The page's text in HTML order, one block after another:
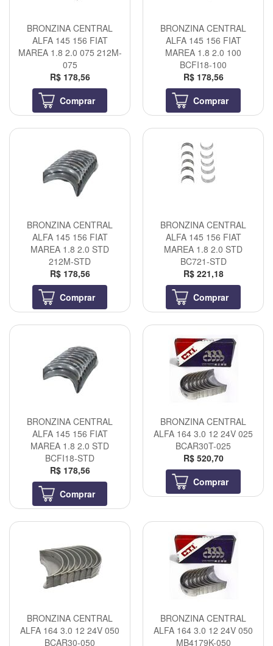
BRONZINA CENTRAL
ALFA 145 156 FIAT
MAREA 1.8 2.0 075 212M-
075
R$ 178,56
Comprar
BRONZINA CENTRAL
ALFA 145 156 FIAT
MAREA 1.8 2.0 100
BCFI18-100
R$ 178,56
Comprar
BRONZINA CENTRAL
ALFA 145 156 FIAT
MAREA 1.8 2.0 STD
212M-STD
R$ 178,56
Comprar
BRONZINA CENTRAL
ALFA 145 156 FIAT
MAREA 1.8 2.0 STD
BC721-STD
R$ 221,18
Comprar
BRONZINA CENTRAL
ALFA 145 156 FIAT
MAREA 1.8 2.0 STD
BCFI18-STD
R$ 178,56
Comprar
BRONZINA CENTRAL
ALFA 164 3.0 12 24V 025
BCAR30T-025
R$ 520,70
Comprar
BRONZINA CENTRAL
ALFA 164 3.0 12 24V 050
BCAR30-050
BRONZINA CENTRAL
ALFA 164 3.0 12 24V 050
MB4179K-050